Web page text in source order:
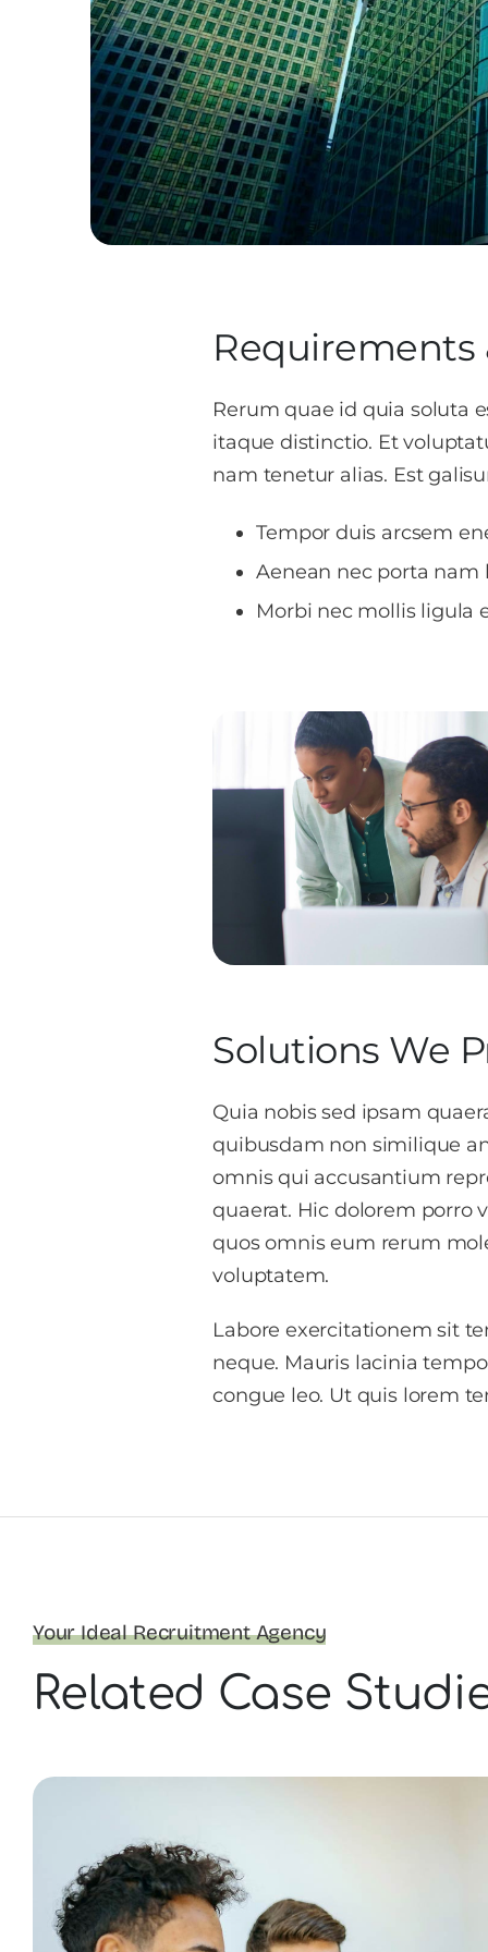
Requirements
Rerum quae id quia soluta
itaque distinctio. Et
nam tenetur alias. Est
Tempor duis arcsem
Aenean nec porta nam
Morbi nec mollis ligula
Solutions We
Quia nobis sed ipsam
quibusdam non similique
omnis qui accusantium
quaerat. Hic dolorem porro
quos omnis eum rerum
voluptatem.
Labore exercitationem sit
neque. Mauris lacinia
congue leo. Ut quis lorem
Your Ideal Recruitment Agency
Related Case